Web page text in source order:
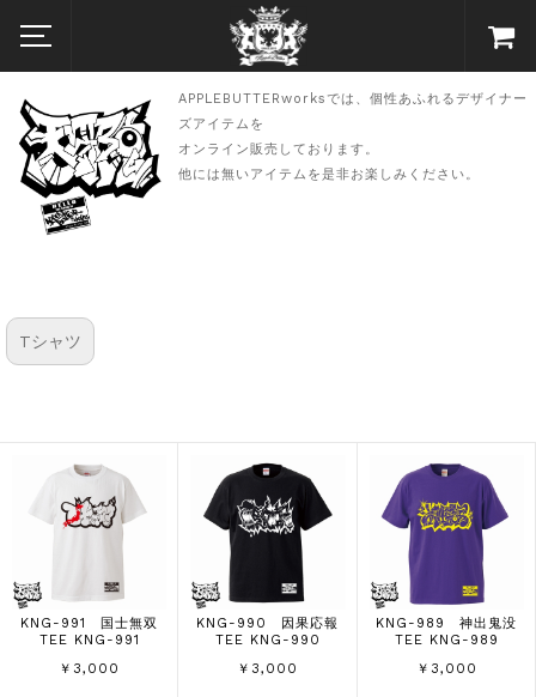
APPLEBUTTERworksでは、個性あふれるデザイナー
ズアイテムを
オンライン販売しております。
他には無いアイテムを是非お楽しみください。
Tシャツ
KNG-991 国士無双
TEE KNG-991
￥3,000
KNG-990 因果応報
TEE KNG-990
￥3,000
KNG-989 神出鬼没
TEE KNG-989
￥3,000